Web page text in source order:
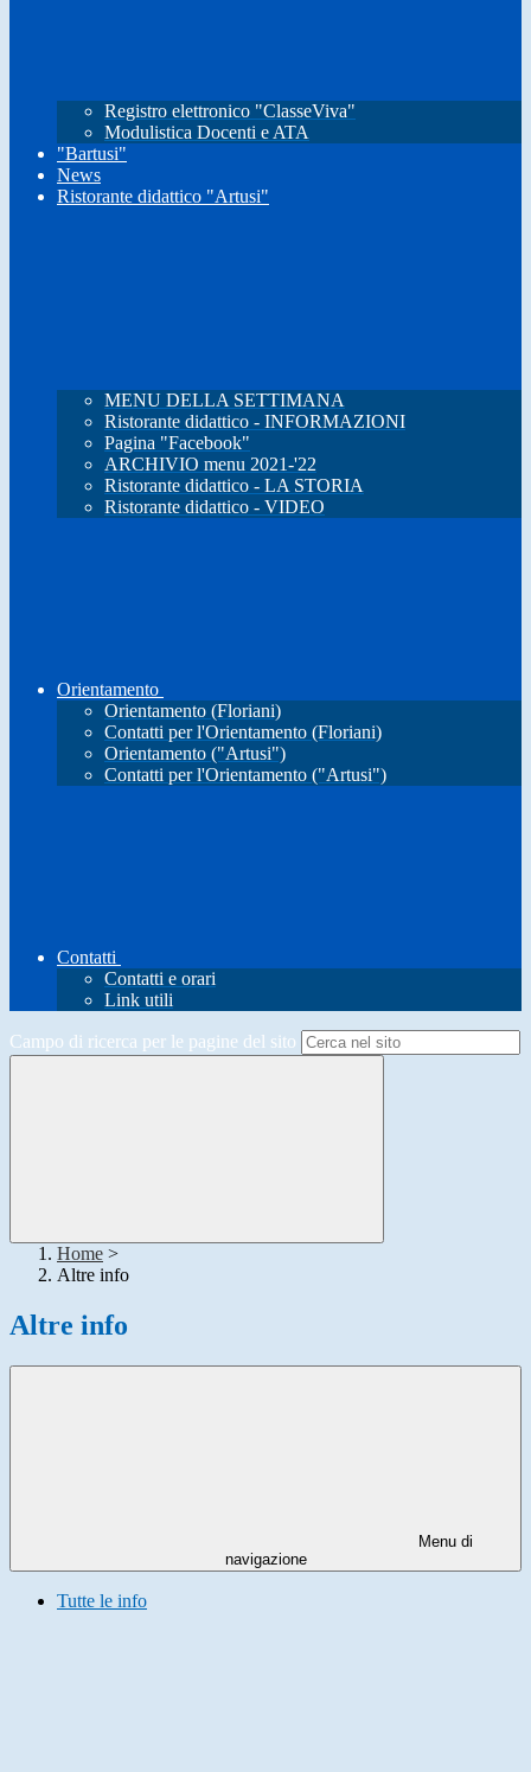
Registro elettronico "ClasseViva"
Modulistica Docenti e ATA
"Bartusi"
News
Ristorante didattico "Artusi"
MENU DELLA SETTIMANA
Ristorante didattico - INFORMAZIONI
Pagina "Facebook"
ARCHIVIO menu 2021-'22
Ristorante didattico - LA STORIA
Ristorante didattico - VIDEO
Orientamento
Orientamento (Floriani)
Contatti per l'Orientamento (Floriani)
Orientamento ("Artusi")
Contatti per l'Orientamento ("Artusi")
Contatti
Contatti e orari
Link utili
Campo di ricerca per le pagine del sito
Home >
Altre info
Altre info
Menu di
navigazione
Tutte le info